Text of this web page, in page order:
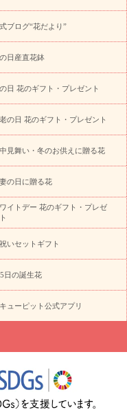
急便 お祝い商品一覧
快気祝い
ラワー
やみの花
四十九日法要以
お供えフラワー
お盆（新
舞い
お取り寄せギフト
ミディ胡蝶蘭
プリザーブ
ンジメント 花束
スタ
胡蝶蘭 胡蝶蘭・花鉢
え
世界初の青色胡蝶蘭
プリザーブドフラワー
ギフト
セミオーダー
花とみどりのeギフト
イエローオレンジ
レッ
キキョウ
・4000円～
お祝い・
・ 10000円～
お供え・お
祝いを贈るときのマナー・
一覧
誕生日のお花を「色
相場 出産祝いお役立ち情
ブログ“花だより”
日産直花鉢
日 花のギフト・プレゼント
の日 花のギフト・プレゼント
見舞い・冬のお供えに贈る花
の日に贈る花
イトデー 花のギフト・プレゼ
いセットギフト
日の誕生花
ューピット公式アプリ